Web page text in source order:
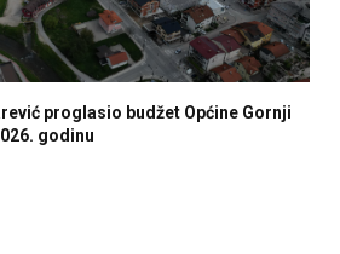
proglasio budžet Općine Gornji
godinu